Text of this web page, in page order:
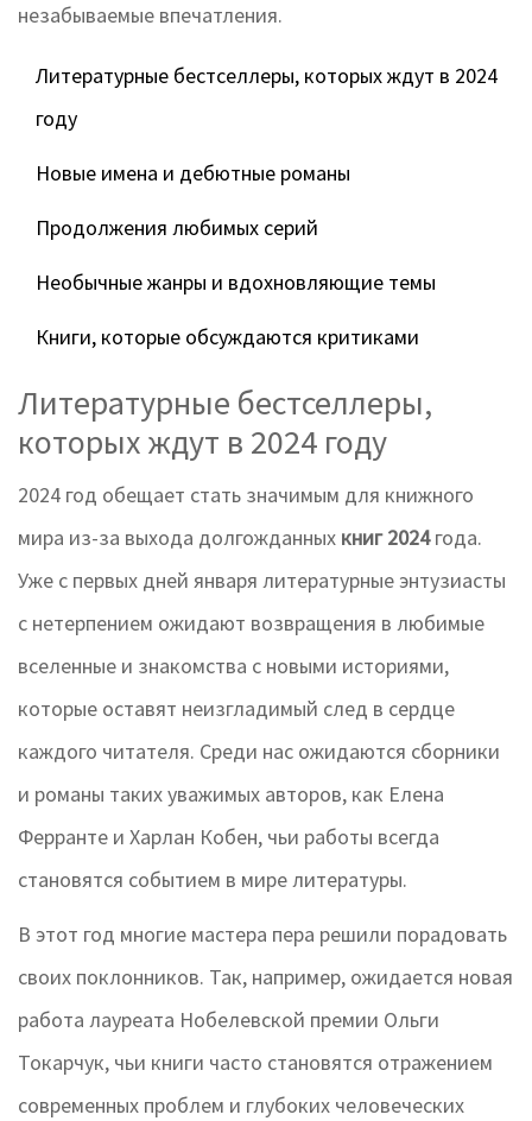
незабываемые впечатления.
Литературные бестселлеры, которых ждут в 2024
году
Новые имена и дебютные романы
Продолжения любимых серий
Необычные жанры и вдохновляющие темы
Книги, которые обсуждаются критиками
Литературные бестселлеры,
которых ждут в 2024 году
2024 год обещает стать значимым для книжного
мира из-за выхода долгожданных книг 2024года.
Уже с первых дней января литературные энтузиасты
с нетерпением ожидают возвращения в любимые
вселенные и знакомства с новыми историями,
которые оставят неизгладимый след в сердце
каждого читателя. Среди нас ожидаются сборники
и романы таких уважимых авторов, как Елена
Ферранте и Харлан Кобен, чьи работы всегда
становятся событием в мире литературы.
В этот год многие мастера пера решили порадовать
своих поклонников. Так, например, ожидается новая
работа лауреата Нобелевской премии Ольги
Токарчук, чьи книги часто становятся отражением
современных проблем и глубоких человеческих